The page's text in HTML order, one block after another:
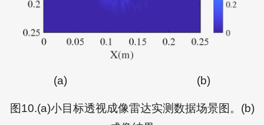
(a) (b)
图10.(a)小目标透视成像雷达实测数据场景图。(b)